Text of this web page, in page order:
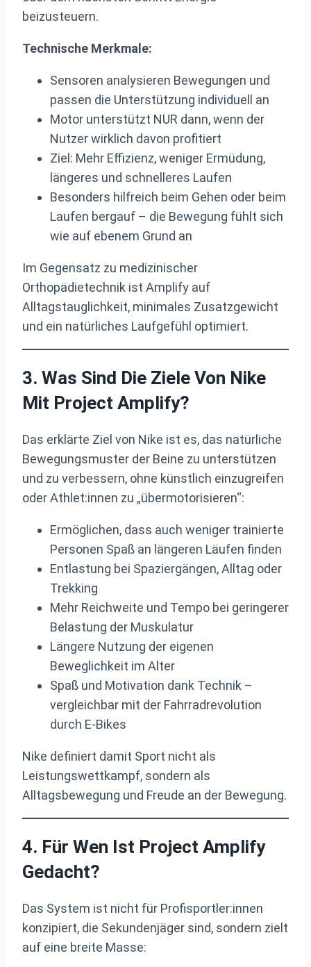
beizusteuern.
Technische Merkmale:
Sensoren analysieren Bewegungen und
passen die Unterstützung individuell an
Motor unterstützt NUR dann, wenn der
Nutzer wirklich davon profitiert
Ziel: Mehr Effizienz, weniger Ermüdung,
längeres und schnelleres Laufen
Besonders hilfreich beim Gehen oder beim
Laufen bergauf – die Bewegung fühlt sich
wie auf ebenem Grund an
Im Gegensatz zu medizinischer
Orthopädietechnik ist Amplify auf
Alltagstauglichkeit, minimales Zusatzgewicht
und ein natürliches Laufgefühl optimiert.
3. Was Sind Die Ziele Von Nike
Mit Project Amplify?
Das erklärte Ziel von Nike ist es, das natürliche
Bewegungsmuster der Beine zu unterstützen
und zu verbessern, ohne künstlich einzugreifen
oder Athlet:innen zu „übermotorisieren“:
Ermöglichen, dass auch weniger trainierte
Personen Spaß an längeren Läufen finden
Entlastung bei Spaziergängen, Alltag oder
Trekking
Mehr Reichweite und Tempo bei geringerer
Belastung der Muskulatur
Längere Nutzung der eigenen
Beweglichkeit im Alter
Spaß und Motivation dank Technik –
vergleichbar mit der Fahrradrevolution
durch E-Bikes
Nike definiert damit Sport nicht als
Leistungswettkampf, sondern als
Alltagsbewegung und Freude an der Bewegung.
4. Für Wen Ist Project Amplify
Gedacht?
Das System ist nicht für Profisportler:innen
konzipiert, die Sekundenjäger sind, sondern zielt
auf eine breite Masse: